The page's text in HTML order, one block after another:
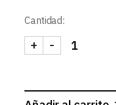
Cantidad:
DOWNLIGHT
-
+